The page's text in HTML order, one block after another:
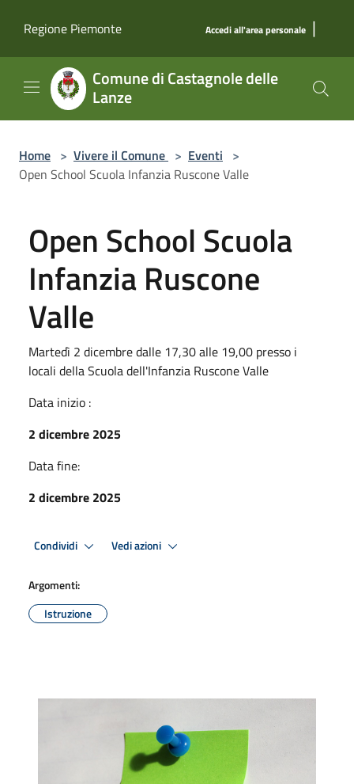
Regione Piemonte
Accedi all'area personale |
Comune di Castagnole delle
Lanze
Home > Vivere il Comune > Eventi >
Open School Scuola Infanzia Ruscone Valle
Open School Scuola
Infanzia Ruscone
Valle
Martedì 2 dicembre dalle 17,30 alle 19,00 presso i
locali della Scuola dell'Infanzia Ruscone Valle
Data inizio :
2 dicembre 2025
Data fine:
2 dicembre 2025
Condividi Vedi azioni
Argomenti:
Istruzione